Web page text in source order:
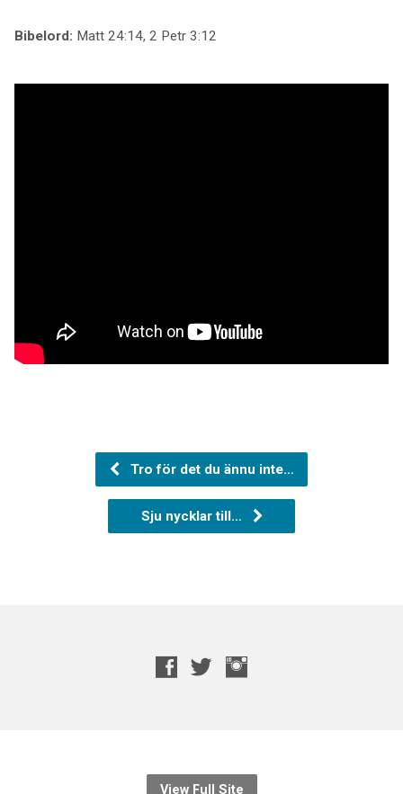
Bibelord: Matt 24:14, 2 Petr 3:12
Tro för det du ännu inte…
Sju nycklar till…
View Full Site